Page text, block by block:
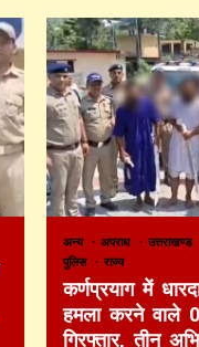
अन्य अपराध उत्तराखण्ड
पुलिस
राज्य
कर्णप्रयाग में
हमला करने वाले
गिरफ्तार, तीन